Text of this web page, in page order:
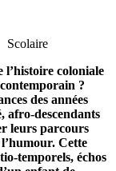
Scolaire
coloniale
?
des années
afro-descendants
leurs parcours
Cette
temporels, échos